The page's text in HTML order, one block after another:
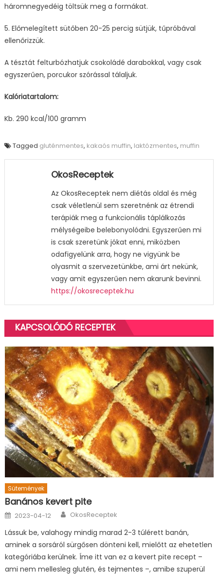
háromnegyedéig töltsük meg a formákat.
5. Előmelegített sütőben 20-25 percig sütjük, tűpróbával
ellenőrizzük.
A tésztát felturbózhatjuk csokoládé darabokkal, vagy csak
egyszerűen, porcukor szórással tálaljuk.
Kalóriatartalom:
Kb. 290 kcal/100 gramm
Tagged gluténmentes, kakaós muffin, laktózmentes, muffin
OkosReceptek
Az OkosReceptek nem diétás oldal és még
csak véletlenül sem szeretnénk az étrendi
terápiák meg a funkcionális táplálkozás
mélységeibe belebonyolódni. Egyszerűen mi
is csak szeretünk jókat enni, miközben
odafigyelünk arra, hogy ne vigyünk be
olyasmit a szervezetünkbe, ami árt nekünk,
vagy amit egyszerűen nem akarunk bevinni.
https://okosreceptek.hu
KAPCSOLÓDÓ RECEPTEK
Sütemények
Banános kevert pite
Posted
on
2023-04-12 Author
OkosReceptek
Lássuk be, valahogy mindig marad 2-3 túlérett banán,
aminek a sorsáról sürgősen dönteni kell, mielőtt az ehetetlen
kategóriába kerülnek. Íme itt van ez a kevert pite recept –
ami nem mellesleg glutén, és tejmentes –, amibe szuperül